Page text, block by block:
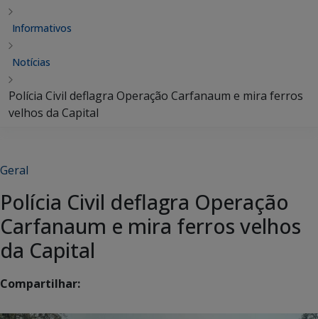
Informativos
Notícias
Polícia Civil deflagra Operação Carfanaum e mira ferros
velhos da Capital
Geral
Polícia Civil deflagra Operação
Carfanaum e mira ferros velhos
da Capital
Compartilhar: